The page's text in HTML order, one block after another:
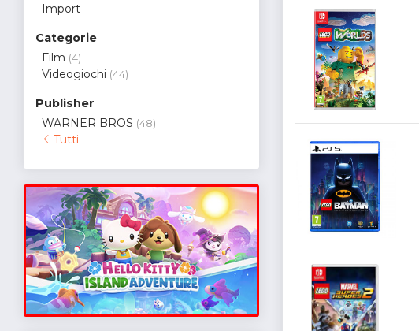
Import
Categorie
Film (4)
Videogiochi (44)
Publisher
WARNER BROS (48)
Tutti